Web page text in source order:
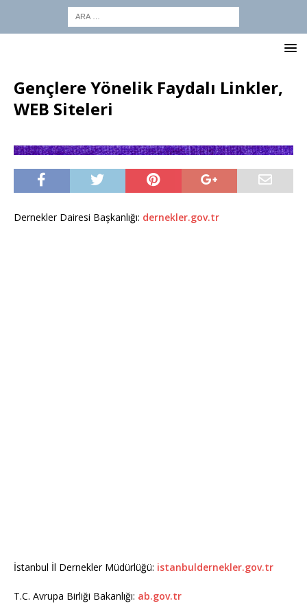
Gençlere Yönelik Faydalı Linkler,
WEB Siteleri
Dernekler Dairesi Başkanlığı: dernekler.gov.tr
İstanbul İl Dernekler Müdürlüğü: istanbuldernekler.gov.tr
T.C. Avrupa Birliği Bakanlığı: ab.gov.tr